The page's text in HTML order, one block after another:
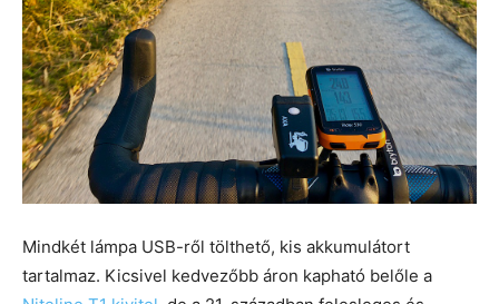
Mindkét lámpa USB-ről tölthető, kis akkumulátort
tartalmaz. Kicsivel kedvezőbb áron kapható belőle a